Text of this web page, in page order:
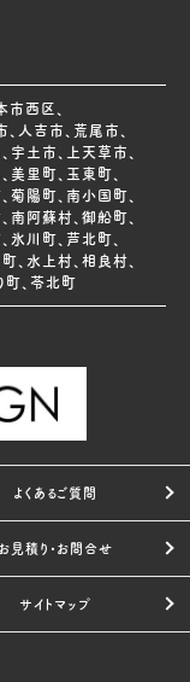
西区、
人吉市、荒尾市、
宇土市、上天草市、
美里町、玉東町、
菊陽町、南小国町、
南阿蘇村、御船町、
氷川町、芦北町、
、水上村、相良村、
町、苓北町
よくあるご質問
お見積り・お問合せ
サイトマップ